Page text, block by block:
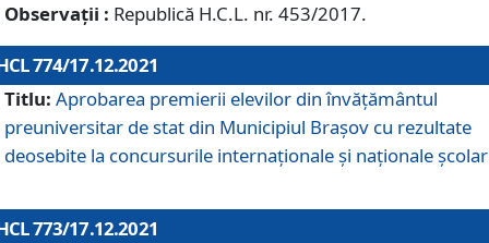
Observații : Republică H.C.L. nr. 453/2017.
774/17.12.2021
Titlu: Aprobarea premierii elevilor din învățământul
preuniversitar de stat din Municipiul Brașov cu rezultate
deosebite la concursurile internaționale și naționale
773/17.12.2021